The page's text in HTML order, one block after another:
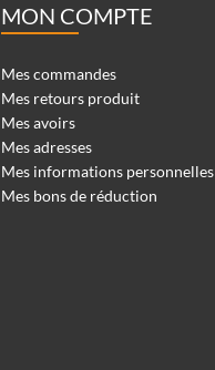
MON COMPTE
Mes commandes
Mes retours produit
Mes avoirs
Mes adresses
Mes informations personnelles
Mes bons de réduction